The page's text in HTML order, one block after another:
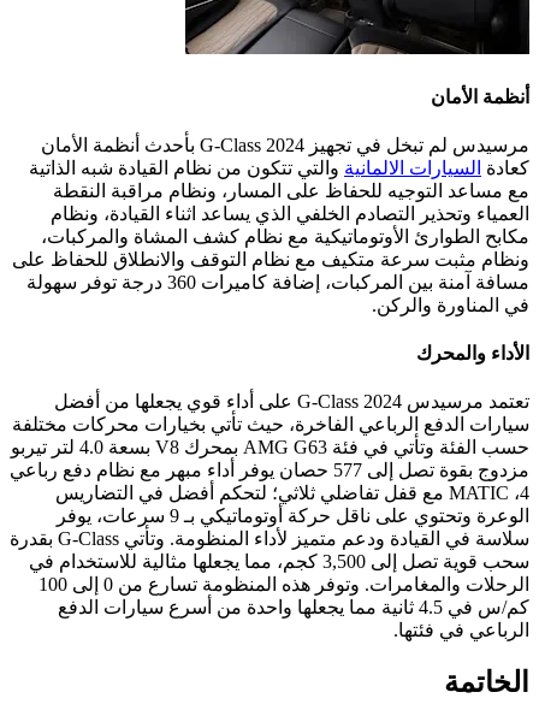
أنظمة الأمان
مرسيدس لم تبخل في تجهيز G-Class 2024 بأحدث أنظمة الأمان
كعادة السيارات الالمانية والتي تتكون من نظام القيادة شبه الذاتية
مع مساعد التوجيه للحفاظ على المسار، ونظام مراقبة النقطة
العمياء وتحذير التصادم الخلفي الذي يساعد اثناء القيادة، ونظام
مكابح الطوارئ الأوتوماتيكية مع نظام كشف المشاة والمركبات،
ونظام مثبت سرعة متكيف مع نظام التوقف والانطلاق للحفاظ على
مسافة آمنة بين المركبات، إضافة كاميرات 360 درجة توفر سهولة
في المناورة والركن.
الأداء والمحرك
تعتمد مرسيدس G-Class 2024 على أداء قوي يجعلها من أفضل
سيارات الدفع الرباعي الفاخرة، حيث تأتي بخيارات محركات مختلفة
حسب الفئة وتأتي في فئة AMG G63 بمحرك V8 بسعة 4.0 لتر تيربو
مزدوج بقوة تصل إلى 577 حصان يوفر أداء مبهر مع نظام دفع رباعي
4، MATIC مع قفل تفاضلي ثلاثي؛ لتحكم أفضل في التضاريس
الوعرة وتحتوي على ناقل حركة أوتوماتيكي بـ 9 سرعات، يوفر
سلاسة في القيادة ودعم متميز لأداء المنظومة. وتأتي G-Class بقدرة
سحب قوية تصل إلى 3,500 كجم، مما يجعلها مثالية للاستخدام في
الرحلات والمغامرات. وتوفر هذه المنظومة تسارع من 0 إلى 100
كم/س في 4.5 ثانية مما يجعلها واحدة من أسرع سيارات الدفع
الرباعي في فئتها.
الخاتمة